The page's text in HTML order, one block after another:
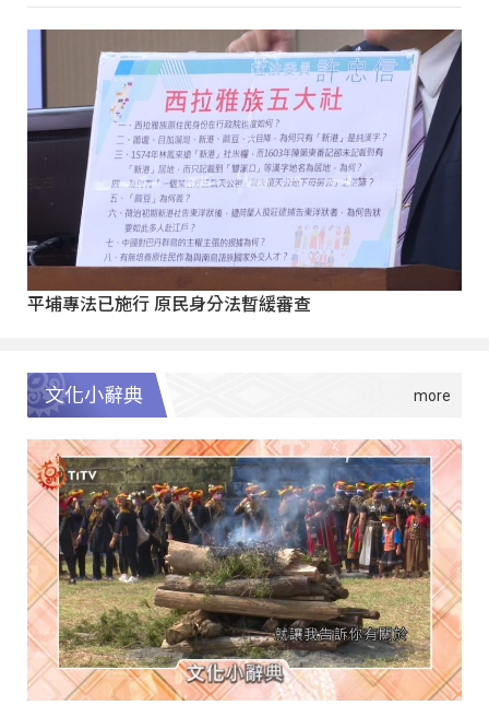
平埔專法已施行 原民身分法暫緩審查
文化小辭典